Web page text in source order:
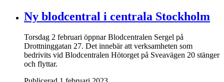
Ny blodcentral i centrala Stockholm
Torsdag 2 februari öppnar Blodcentralen Sergel på
Drottninggatan 27. Det innebär att verksamheten som
bedrivits vid Blodcentralen Hötorget på Sveavägen 20 stänger
och flyttar.